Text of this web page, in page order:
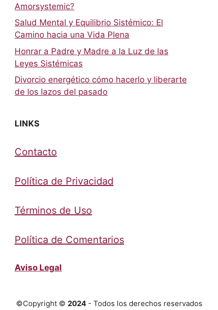
Amorsystemic?
Salud Mental y Equilibrio Sistémico: El
Camino hacia una Vida Plena
Honrar a Padre y Madre a la Luz de las
Leyes Sistémicas
Divorcio energético cómo hacerlo y liberarte
de los lazos del pasado
LINKS
Contacto
Política de Privacidad
Términos de Uso
Política de Comentarios
Aviso Legal
©Copyright © 2024- Todos los derechos reservados